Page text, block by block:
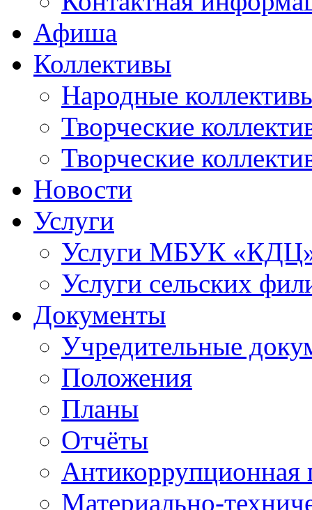
Афиша
Коллективы
Народные
Творческие
Творческие
Новости
Услуги
Услуги МБУК
Услуги сельских
Документы
Учредительные
Положения
Планы
Отчёты
Антикоррупционная
Материально-